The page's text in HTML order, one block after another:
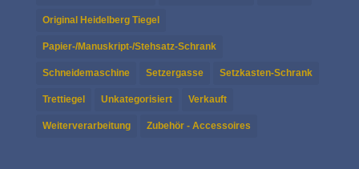
Original Heidelberg Tiegel
Papier-/Manuskript-/Stehsatz-Schrank
Schneidemaschine Setzergasse Setzkasten-Schrank
Trettiegel Unkategorisiert Verkauft
Weiterverarbeitung Zubehör - Accessoires